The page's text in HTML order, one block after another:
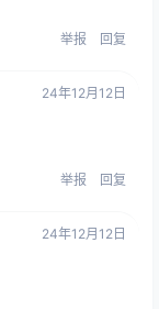
举报 回复
24年12月12日
举报 回复
24年12月12日